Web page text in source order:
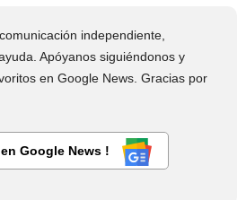
independiente,
Apóyanos siguiéndonos y
en Google News. Gracias por
Google News !